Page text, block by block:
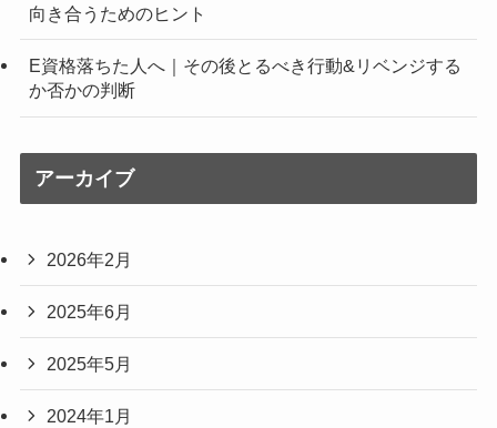
向き合うためのヒント
E資格落ちた人へ｜その後とるべき行動&リベンジする
か否かの判断
アーカイブ
2026年2月
2025年6月
2025年5月
2024年1月